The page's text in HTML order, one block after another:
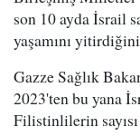
son 10 ayda İsrail
yaşamını yitirdiğini
Gazze Sağlık
2023'ten bu yana
Filistinlilerin sayısı